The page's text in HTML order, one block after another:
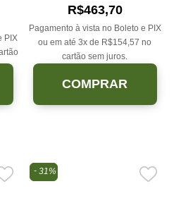
PIX
R$463,70
Pagamento à vista no Boleto e PIX
ou em até 3x de R$154,57 no
cartão sem juros.
COMPRAR
31%